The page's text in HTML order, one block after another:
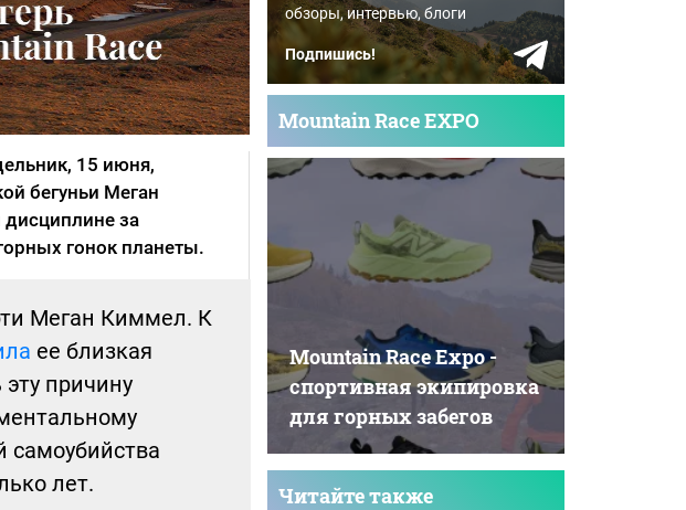
15 июня,
бегуньи Меган
за
гонок планеты.
Меган Киммел. К
ее близкая
причину
самоубийства
лет.
обзоры, интервью, блоги
Подпишись!
Mountain Race EXPO
Mountain Race Expo -
cпортивная экипировка
для горных забегов
Читайте также